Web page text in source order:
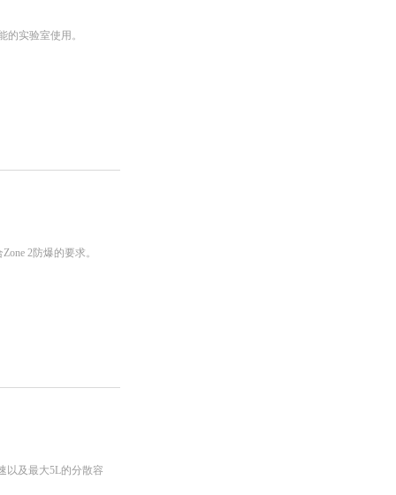
的实验室使用。
2防爆的要求。
以及最大5L的分散容